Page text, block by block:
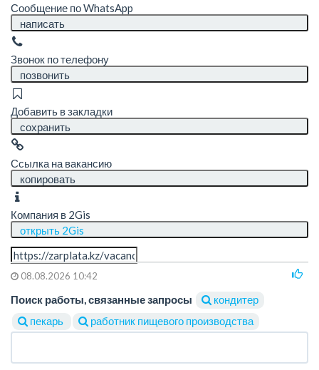
Сообщение по WhatsApp
написать
Звонок по телефону
позвонить
Добавить в закладки
сохранить
Ссылка на вакансию
копировать
Компания в 2Gis
открыть 2Gis
08.08.2026 10:42
Поиск работы, связанные запросы
кондитер
пекарь
работник пищевого производства